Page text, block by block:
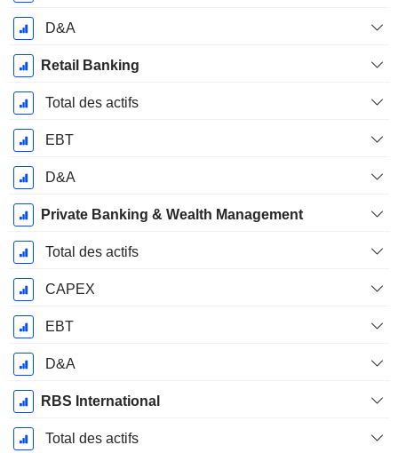
D&A
Retail Banking
Total des actifs
EBT
D&A
Private Banking & Wealth Management
Total des actifs
CAPEX
EBT
D&A
RBS International
Total des actifs